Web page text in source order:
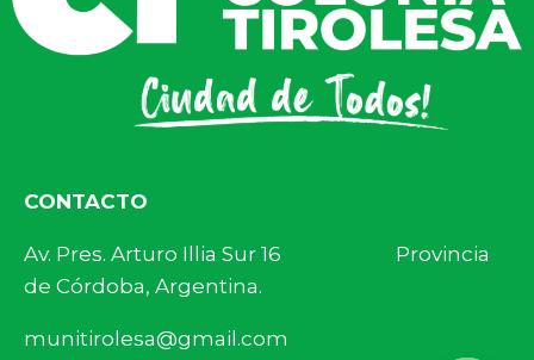
CONTACTO
Av. Pres. Arturo Illia Sur 16 Provincia
de Córdoba, Argentina.
munitirolesa@gmail.com